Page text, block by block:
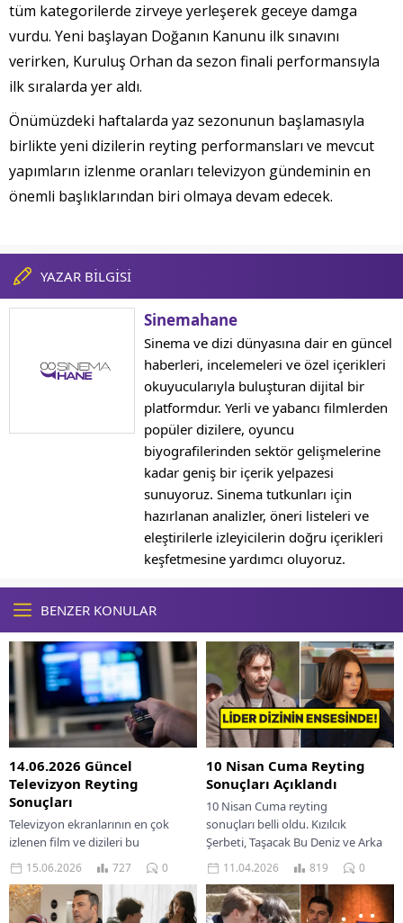
tüm kategorilerde zirveye yerleşerek geceye damga
vurdu. Yeni başlayan Doğanın Kanunu ilk sınavını
verirken, Kuruluş Orhan da sezon finali performansıyla
ilk sıralarda yer aldı.
Önümüzdeki haftalarda yaz sezonunun başlamasıyla
birlikte yeni dizilerin reyting performansları ve mevcut
yapımların izlenme oranları televizyon gündeminin en
önemli başlıklarından biri olmaya devam edecek.
YAZAR BİLGİSİ
Sinemahane
Sinema ve dizi dünyasına dair en güncel
haberleri, incelemeleri ve özel içerikleri
okuyucularıyla buluşturan dijital bir
platformdur. Yerli ve yabancı filmlerden
popüler dizilere, oyuncu
biyografilerinden sektör gelişmelerine
kadar geniş bir içerik yelpazesi
sunuyoruz. Sinema tutkunları için
hazırlanan analizler, öneri listeleri ve
eleştirilerle izleyicilerin doğru içerikleri
keşfetmesine yardımcı oluyoruz.
BENZER KONULAR
14.06.2026 Güncel
Televizyon Reyting
Sonuçları
Televizyon ekranlarının en çok
izlenen film ve dizileri bu
haberimizde bulabilirsiniz.
14.06.2026 Tarihinde TRT 1 Milli
maçımız Avustralya – Türkiye...
15.06.2026 727 0
10 Nisan Cuma Reyting
Sonuçları Açıklandı
10 Nisan Cuma reyting
sonuçları belli oldu. Kızılcık
Şerbeti, Taşacak Bu Deniz ve Arka
Sokaklar dizilerinin yeni
bölümleriyle yayınlandığı 10 Nisan
Cuma günü reyting sonuçlarına 4.
sezonuyla ekrana...
11.04.2026 819 0